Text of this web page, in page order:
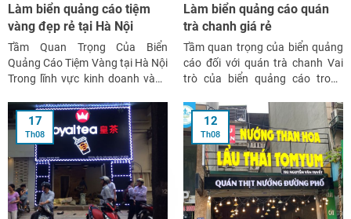
Làm biển quảng cáo tiệm
vàng đẹp rẻ tại Hà Nội
Tầm Quan Trọng Của Biển
Quảng Cáo Tiệm Vàng tại Hà Nội
Trong lĩnh vực kinh doanh vàng
quan trọng trong việc thu hút
khách hàng và gia tăng nhận
diện thương hiệu. Một biển
quảng cáo đẹp và chất lượng […]
Làm biển quảng cáo quán
trà chanh giá rẻ
Tầm quan trọng của biển quảng
cáo đối với quán trà chanh Vai
trò của biển quảng cáo trong
quảng cáo đóng vai trò quan
trọng trong việc nhận diện
thương hiệu của quán trà chanh.
Một biển quảng cáo đẹp, bắt […]
17
Th08
12
Th08